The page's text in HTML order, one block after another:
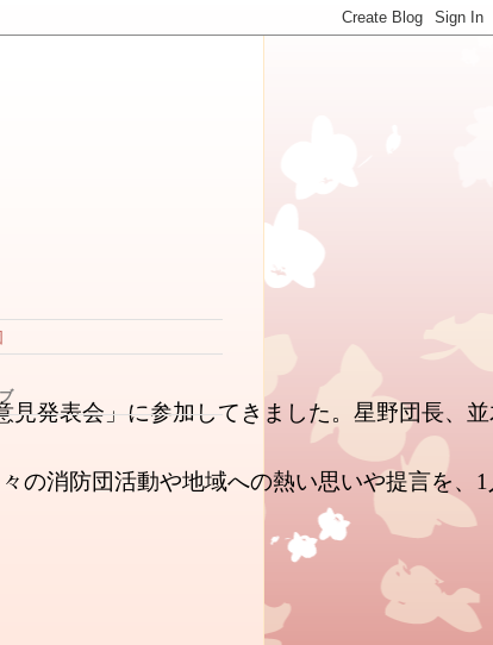
発表会」に参加してきました。星野団長
消防団活動や地域への熱い思いや提言を